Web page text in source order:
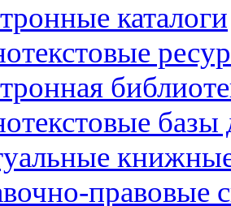
каталоги
правовые